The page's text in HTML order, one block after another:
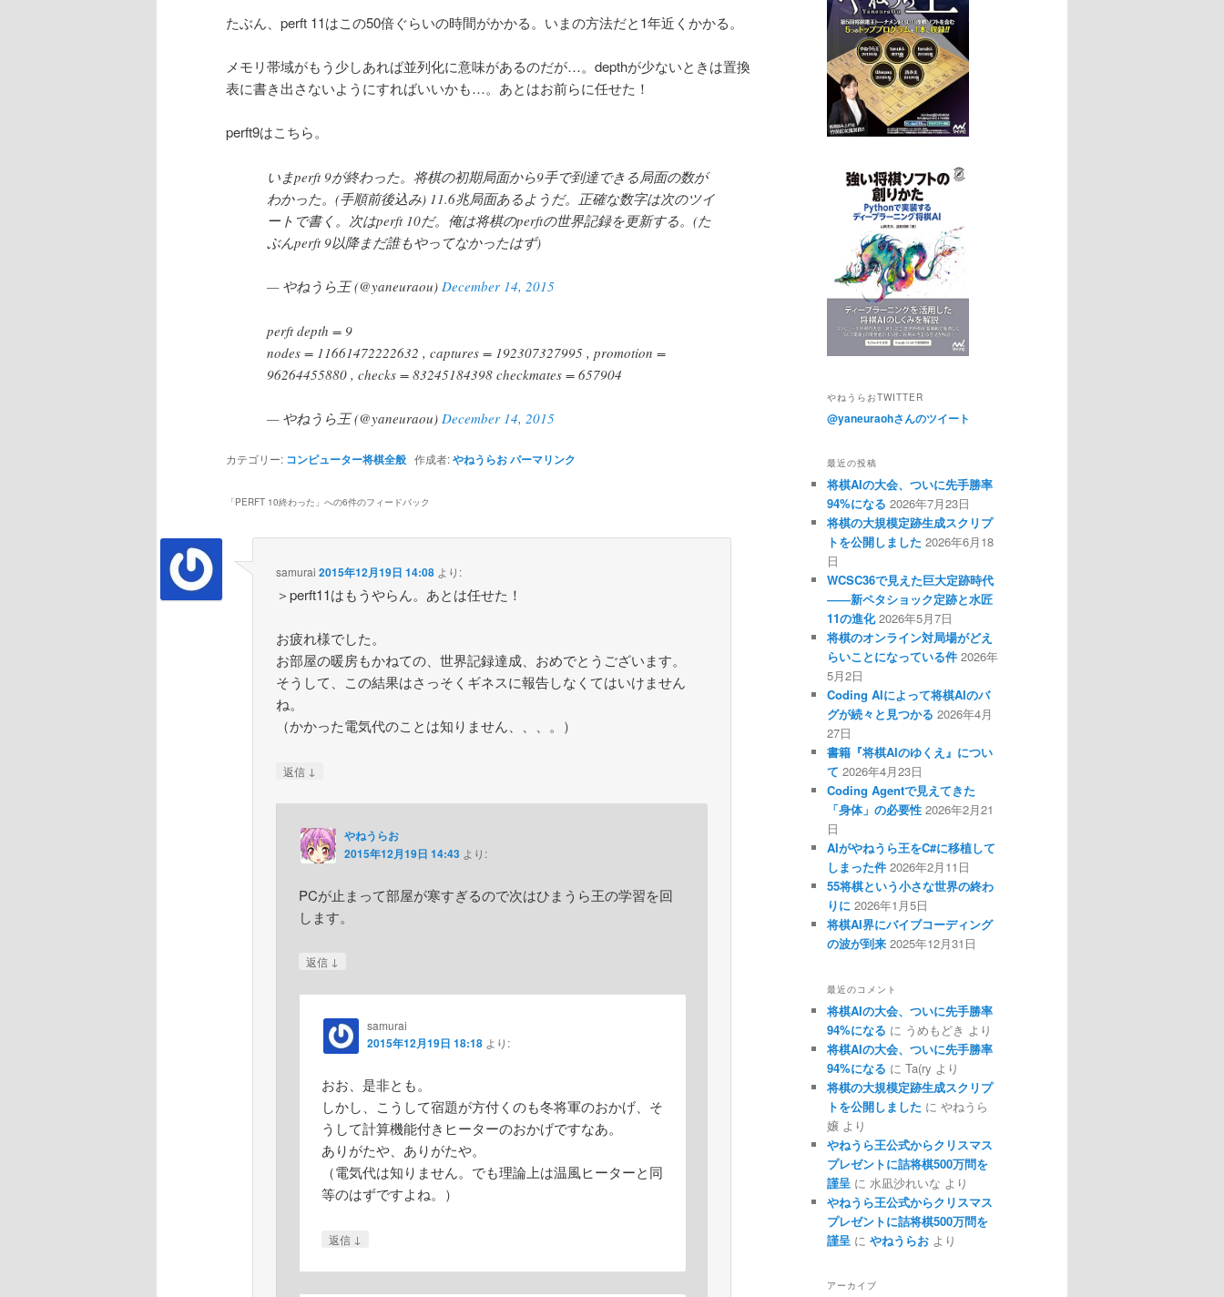
たぶん、perft 11はこの50倍ぐらいの時間がかかる。いまの方法だと1年近くかかる。
メモリ帯域がもう少しあれば並列化に意味があるのだが…。depthが少ないときは置換
表に書き出さないようにすればいいかも…。あとはお前らに任せた！
perft9はこちら。
いまperft 9が終わった。将棋の初期局面から9手で到達できる局面の数が
わかった。(手順前後込み) 11.6兆局面あるようだ。正確な数字は次のツイ
ートで書く。次はperft 10だ。俺は将棋のperftの世界記録を更新する。(た
ぶんperft 9以降まだ誰もやってなかったはず)
— やねうら王 (@yaneuraou) December 14, 2015
perft depth = 9
nodes = 11661472222632 , captures = 192307327995 , promotion =
96264455880 , checks = 83245184398 checkmates = 657904
— やねうら王 (@yaneuraou) December 14, 2015
カテゴリー: コンピューター将棋全般 作成者:やねうらおパーマリンク
「PERFT 10終わった 」への6件のフィードバック
samurai 2015年12月19日 14:08 より:
＞perft11はもうやらん。あとは任せた！
お疲れ様でした。
お部屋の暖房もかねての、世界記録達成、おめでとうございます。
そうして、この結果はさっそくギネスに報告しなくてはいけません
ね。
（かかった電気代のことは知りません、、、。）
返信 ↓
やねうらお
2015年12月19日 14:43 より:
PCが止まって部屋が寒すぎるので次はひまうら王の学習を回
します。
返信 ↓
samurai
2015年12月19日 18:18 より:
おお、是非とも。
しかし、こうして宿題が方付くのも冬将軍のおかげ、そ
うして計算機能付きヒーターのおかげですなあ。
ありがたや、ありがたや。
（電気代は知りません。でも理論上は温風ヒーターと同
等のはずですよね。）
返信 ↓
やねうらおTWITTER
@yaneuraohさんのツイート
最近の投稿
将棋AIの大会、ついに先手勝率
94%になる 2026年7月23日
将棋の大規模定跡生成スクリプ
トを公開しました 2026年6月18
日
WCSC36で見えた巨大定跡時代
――新ペタショック定跡と水匠
11の進化 2026年5月7日
将棋のオンライン対局場がどえ
らいことになっている件 2026年
5月2日
Coding AIによって将棋AIのバ
グが続々と見つかる 2026年4月
27日
書籍『将棋AIのゆくえ』につい
て 2026年4月23日
Coding Agentで見えてきた
「身体」の必要性 2026年2月21
日
AIがやねうら王をC#に移植して
しまった件 2026年2月11日
55将棋という小さな世界の終わ
りに 2026年1月5日
将棋AI界にバイブコーディング
の波が到来 2025年12月31日
最近のコメント
将棋AIの大会、ついに先手勝率
94%になる に うめもどき より
将棋AIの大会、ついに先手勝率
94%になる に Ta(ry より
将棋の大規模定跡生成スクリプ
トを公開しました に やねうら
嬢 より
やねうら王公式からクリスマス
プレゼントに詰将棋500万問を
謹呈 に 水凪沙れいな より
やねうら王公式からクリスマス
プレゼントに詰将棋500万問を
謹呈 に やねうらお より
アーカイブ